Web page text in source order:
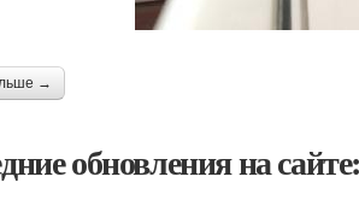
→
обновления на сайте: